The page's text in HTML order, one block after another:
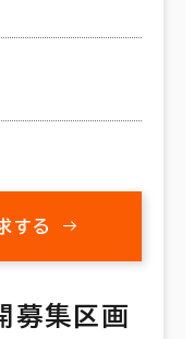
する
募集区画